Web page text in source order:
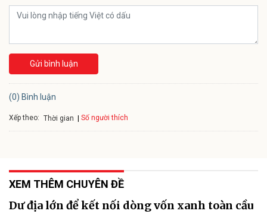
Gửi bình luận
(0) Bình luận
Xếp theo: Thời gian Số người thích
XEM THÊM CHUYÊN ĐỀ
Dư địa lớn để kết nối dòng vốn xanh toàn cầu